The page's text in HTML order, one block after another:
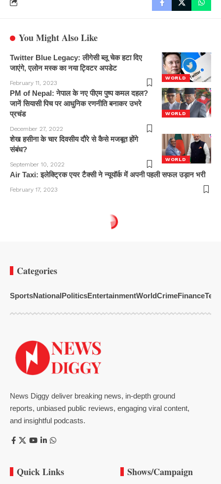
You Might Also Like
WORLD
Twitter Blue Legacy: लीगेसी ब्लू चेक हटा दिए
जाएंगे, एलोन मस्क का नया ट्विटर अपडेट
February 11, 2023
WORLD
PM of Nepal: नेपाल के नए पीएम पुष्प कमल दहल?
जानें सियासी पिच पर आधुनिक रणनीति बनाकर उभरे
प्रचंड
December 27, 2022
WORLD
शेख हसीना के चार दिवसीय दौरे से कैसे मजबूत होंगे
संबंध?
September 10, 2022
Air Taxi: इलेक्ट्रिक एयर टैक्सी ने न्यूयॉर्क में अपनी पहली सफल उड़ान भरी
February 17, 2023
Categories
SportsNationalPoliticsEntertainmentWorldCrimeFinance
News Diggy deliver breaking news, in-depth ground
reports, unbiased public reviews, engaging viral content,
and insightful podcasts.
Quick Links Shows/Campaign